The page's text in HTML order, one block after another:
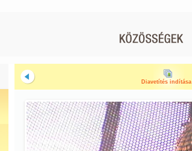
Diavetítés indítása